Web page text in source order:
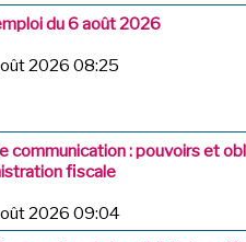
du 6 août 2026
2026 08:25
communication : pouvoirs et
fiscale
2026 09:04